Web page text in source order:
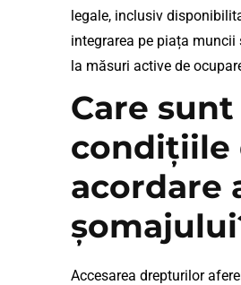
legale, inclusiv
integrarea pe piața muncii
la măsuri active de
Care sunt
condițiile
acordare
Accesarea drepturilor